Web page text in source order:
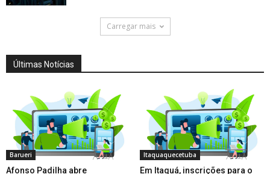
Carregar mais
Últimas Notícias
Barueri
Afonso Padilha abre
Itaquaquecetuba
Em Itaquá, inscrições para o